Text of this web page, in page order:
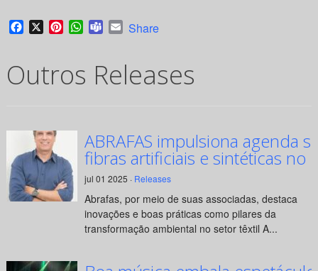
Facebook
X PinterestWhatsApp
TeamsEmail
Share
Outros Releases
ABRAFAS impulsiona agenda
fibras artificiais e sintéticas no
jul 01 2025 · Releases
Abrafas, por meio de suas associadas, destaca
inovações e boas práticas como pilares da
transformação ambiental no setor têxtil A...